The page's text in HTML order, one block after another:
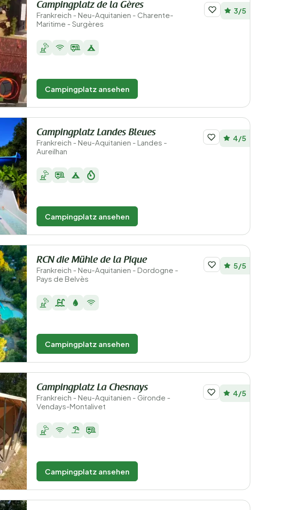
Campingplatz de la Gères
Frankreich - Neu-Aquitanien - Charente-
Maritime - Surgères
3/5
Campingplatz ansehen
Campingplatz Landes Bleues
Frankreich - Neu-Aquitanien - Landes -
Aureilhan
4/5
Campingplatz ansehen
RCN die Mühle de la Pique
Frankreich - Neu-Aquitanien - Dordogne -
Pays de Belvès
5/5
Campingplatz ansehen
Campingplatz La Chesnays
Frankreich - Neu-Aquitanien - Gironde -
Vendays-Montalivet
4/5
Campingplatz ansehen